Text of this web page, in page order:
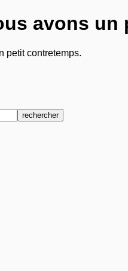
avons un
petit contretemps.
rechercher